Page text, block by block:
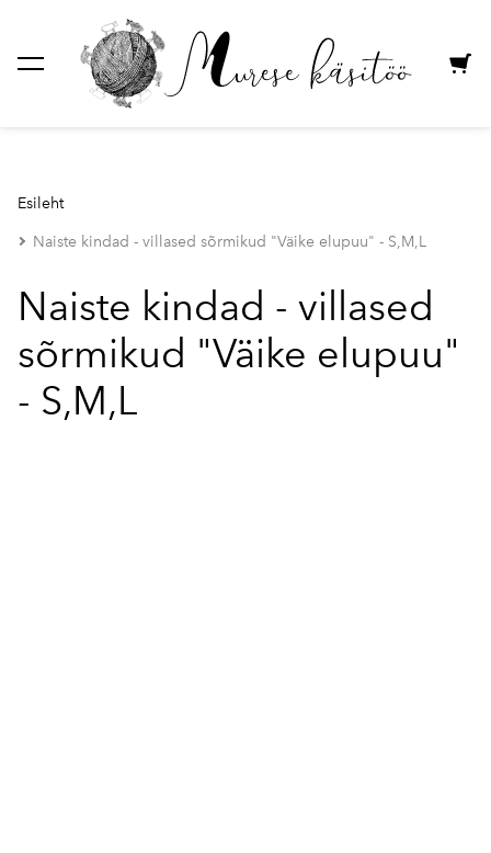
lisati ostukorvi. Vaata ostukorvi
Esileht
Naiste kindad - villased sõrmikud "Väike elupuu" - S,M,L
Naiste kindad - villased
sõrmikud "Väike elupuu"
- S,M,L